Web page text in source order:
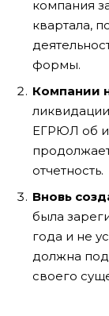
компания
квартала,
формы.
Компании
ЕГРЮЛ об
отчетность.
Вновь
была
года и не
должна
своего